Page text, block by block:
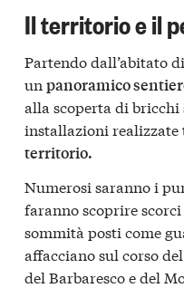
Il territorio e il
Partendo dall’abitato
un panoramico
alla scoperta di bricchi
installazioni realizzate
territorio.
Numerosi saranno i
faranno scoprire
sommità posti come
affacciano sul corso
del Barbaresco e del